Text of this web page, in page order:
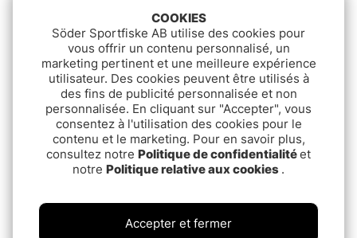
Ambassadeur 7000 i
Épuisé
Ambassadeur 7000i
€139
COOKIES
Söder Sportfiske AB utilise des cookies pour
vous offrir un contenu personnalisé, un
marketing pertinent et une meilleure expérience
utilisateur. Des cookies peuvent être utilisés à
des fins de publicité personnalisée et non
personnalisée. En cliquant sur "Accepter", vous
consentez à l'utilisation des cookies pour le
contenu et le marketing. Pour en savoir plus,
consultez notre Politique de confidentialitéet
notre Politique relative aux cookies .
Accepter et fermer